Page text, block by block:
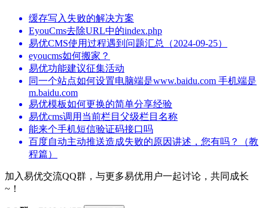
缓存写入失败的解决方案
EyouCms去除URL中的index.php
易优CMS使用过程遇到问题汇总（2024-09-25）
eyoucms如何搬家？
易优功能建议征集活动
同一个站点如何设置电脑端是www.baidu.com 手机端是
m.baidu.com
易优模板如何更换的简单分享经验
易优cms调用当前栏目父级栏目名称
能来个手机短信验证码接口吗
百度自动主动推送造成失败的原因讲述，您有吗？（教
程篇）
加入易优交流QQ群，与更多易优用户一起讨论，共同成长
~！